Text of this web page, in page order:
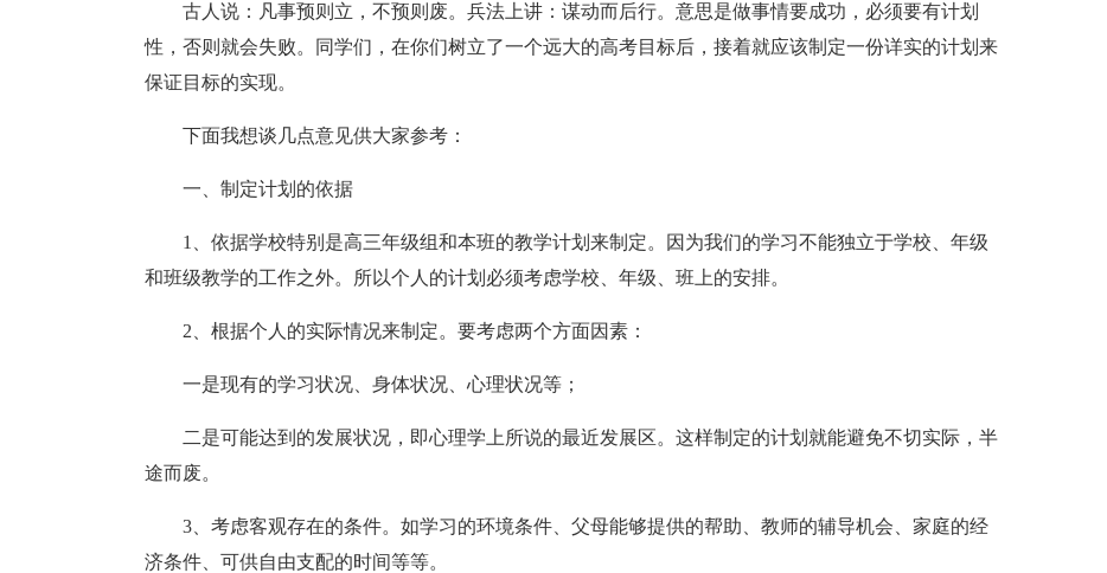
古人说：凡事预则立，不预则废。兵法上讲：谋动而后行。意思是做事情要成功，必须要有计划
性，否则就会失败。同学们，在你们树立了一个远大的高考目标后，接着就应该制定一份详实的计划来
保证目标的实现。
下面我想谈几点意见供大家参考：
一、制定计划的依据
1、依据学校特别是高三年级组和本班的教学计划来制定。因为我们的学习不能独立于学校、年级
和班级教学的工作之外。所以个人的计划必须考虑学校、年级、班上的安排。
2、根据个人的实际情况来制定。要考虑两个方面因素：
一是现有的学习状况、身体状况、心理状况等；
二是可能达到的发展状况，即心理学上所说的最近发展区。这样制定的计划就能避免不切实际，半
途而废。
3、考虑客观存在的条件。如学习的环境条件、父母能够提供的帮助、教师的辅导机会、家庭的经
济条件、可供自由支配的时间等等。